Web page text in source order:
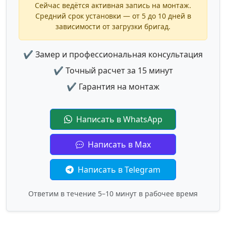
Сейчас ведётся активная запись на монтаж.
Средний срок установки — от 5 до 10 дней в
зависимости от загрузки бригад.
✔ Замер и профессиональная консультация
✔ Точный расчет за 15 минут
✔ Гарантия на монтаж
Написать в WhatsApp
Написать в Max
Написать в Telegram
Ответим в течение 5–10 минут в рабочее время